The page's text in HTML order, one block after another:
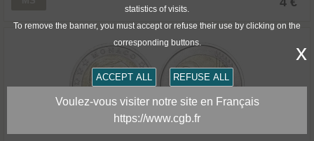
statistics of visits.
To remove the banner, you must accept or refuse their use by clicking on the
corresponding buttons.
ACCEPT ALL REFUSE ALL
x
Voulez-vous visiter notre site en Français
https://www.cgb.fr